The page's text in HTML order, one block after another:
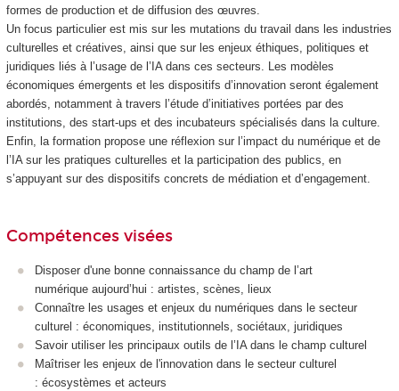
formes de production et de diffusion des œuvres.
Un focus particulier est mis sur les mutations du travail dans les industries
culturelles et créatives, ainsi que sur les enjeux éthiques, politiques et
juridiques liés à l’usage de l’IA dans ces secteurs. Les modèles
économiques émergents et les dispositifs d’innovation seront également
abordés, notamment à travers l’étude d’initiatives portées par des
institutions, des start-ups et des incubateurs spécialisés dans la culture.
Enfin, la formation propose une réflexion sur l’impact du numérique et de
l’IA sur les pratiques culturelles et la participation des publics, en
s’appuyant sur des dispositifs concrets de médiation et d’engagement.
Compétences visées
Disposer d'une bonne connaissance du champ de l’art
numérique aujourd’hui : artistes, scènes, lieux
Connaître les usages et enjeux du numériques dans le secteur
culturel : économiques, institutionnels, sociétaux, juridiques
Savoir utiliser les principaux outils de l’IA dans le champ culturel
Maîtriser les enjeux de l'innovation dans le secteur culturel
: écosystèmes et acteurs